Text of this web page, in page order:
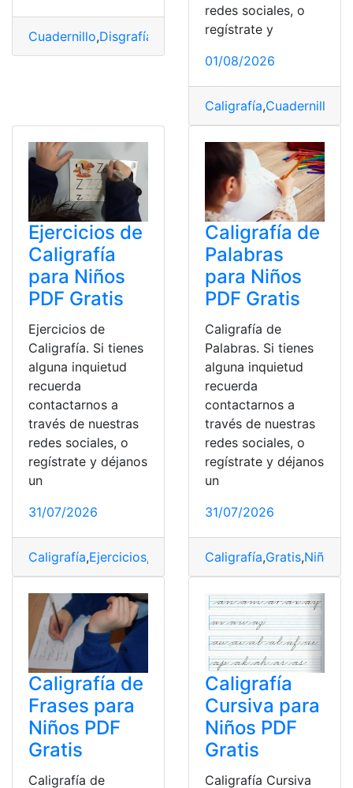
Cuadernillo,Disgrafía ,letra,Niños
redes sociales, o
regístrate y
01/08/2026
Caligrafía,Cuadernillo
Ejercicios de
Caligrafía
para Niños
PDF Gratis
Ejercicios de
Caligrafía. Si tienes
alguna inquietud
recuerda
contactarnos a
través de nuestras
redes sociales, o
regístrate y déjanos
un
31/07/2026
Caligrafía,Ejercicios, Niños,PDF
Caligrafía de
Palabras
para Niños
PDF Gratis
Caligrafía de
Palabras. Si tienes
alguna inquietud
recuerda
contactarnos a
través de nuestras
redes sociales, o
regístrate y déjanos
un
31/07/2026
Caligrafía,Gratis,Niños
Caligrafía de
Frases para
Niños PDF
Gratis
Caligrafía de
Caligrafía
Cursiva para
Niños PDF
Gratis
Caligrafía Cursiva